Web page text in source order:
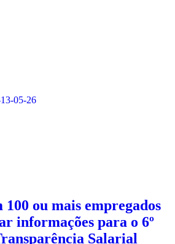
100 ou mais empregados
informações para o 6º
Salarial